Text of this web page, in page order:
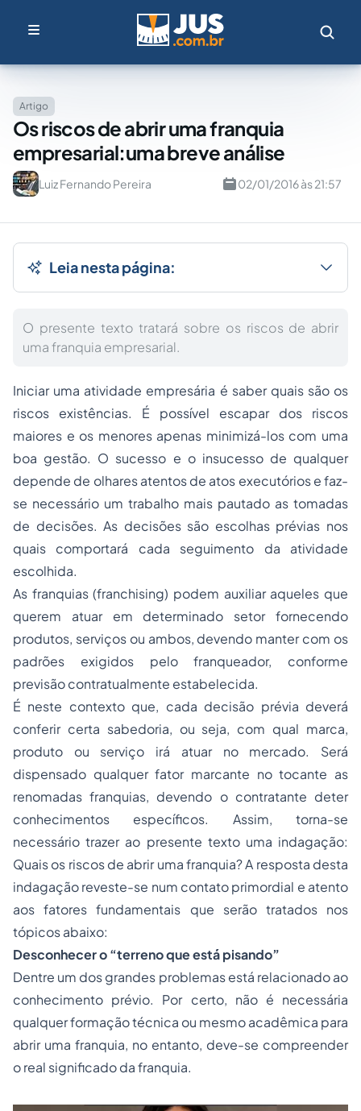
Artigo
Os riscos de abrir uma franquia
empresarial:uma breve análise
Luiz Fernando Pereira 02/01/2016 às 21:57
Leia nesta página:
O presente texto tratará sobre os riscos de abrir
uma franquia empresarial.
Iniciar uma atividade empresária é saber quais são os
riscos existências. É possível escapar dos riscos
maiores e os menores apenas minimizá-los com uma
boa gestão. O sucesso e o insucesso de qualquer
depende de olhares atentos de atos executórios e faz-
se necessário um trabalho mais pautado as tomadas
de decisões. As decisões são escolhas prévias nos
quais comportará cada seguimento da atividade
escolhida.
As franquias (franchising) podem auxiliar aqueles que
querem atuar em determinado setor fornecendo
produtos, serviços ou ambos, devendo manter com os
padrões exigidos pelo franqueador, conforme
previsão contratualmente estabelecida.
É neste contexto que, cada decisão prévia deverá
conferir certa sabedoria, ou seja, com qual marca,
produto ou serviço irá atuar no mercado. Será
dispensado qualquer fator marcante no tocante as
renomadas franquias, devendo o contratante deter
conhecimentos específicos. Assim, torna-se
necessário trazer ao presente texto uma indagação:
Quais os riscos de abrir uma franquia? A resposta desta
indagação reveste-se num contato primordial e atento
aos fatores fundamentais que serão tratados nos
tópicos abaixo:
Desconhecer o“terreno que está pisando”
Dentre um dos grandes problemas está relacionado ao
conhecimento prévio. Por certo, não é necessária
qualquer formação técnica ou mesmo acadêmica para
abrir uma franquia, no entanto, deve-se compreender
o real significado dafranquia.